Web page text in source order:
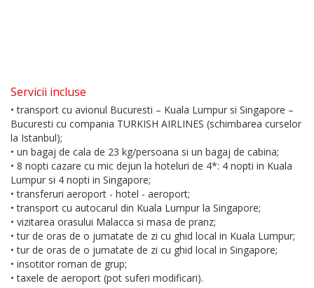
Servicii incluse
• transport cu avionul Bucuresti – Kuala Lumpur si Singapore –
Bucuresti cu compania TURKISH AIRLINES (schimbarea curselor
la Istanbul);
• un bagaj de cala de 23 kg/persoana si un bagaj de cabina;
• 8 nopti cazare cu mic dejun la hoteluri de 4*: 4 nopti in Kuala
Lumpur si 4 nopti in Singapore;
• transferuri aeroport - hotel - aeroport;
• transport cu autocarul din Kuala Lumpur la Singapore;
• vizitarea orasului Malacca si masa de pranz;
• tur de oras de o jumatate de zi cu ghid local in Kuala Lumpur;
• tur de oras de o jumatate de zi cu ghid local in Singapore;
• insotitor roman de grup;
• taxele de aeroport (pot suferi modificari).